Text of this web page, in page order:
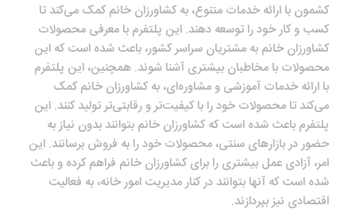
کشمون با ارائه خدمات متنوع، به کشاورزان خانم کمک می‌کند تا
کسب و کار خود را توسعه دهند. این پلتفرم با معرفی محصولات
کشاورزان خانم به مشتریان سراسر کشور، باعث شده است که این
محصولات با مخاطبان بیشتری آشنا شوند. همچنین، این پلتفرم
با ارائه خدمات آموزشی و مشاوره‌ای، به کشاورزان خانم کمک
می‌کند تا محصولات خود را با کیفیت‌تر و رقابتی‌تر تولید کنند. این
پلتفرم باعث شده است که کشاورزان خانم بتوانند بدون نیاز به
حضور در بازارهای سنتی، محصولات خود را به فروش برسانند. این
امر، آزادی عمل بیشتری را برای کشاورزان خانم فراهم کرده و باعث
شده است که آنها بتوانند در کنار مدیریت امور خانه، به فعالیت
اقتصادی نیز بپردازند.